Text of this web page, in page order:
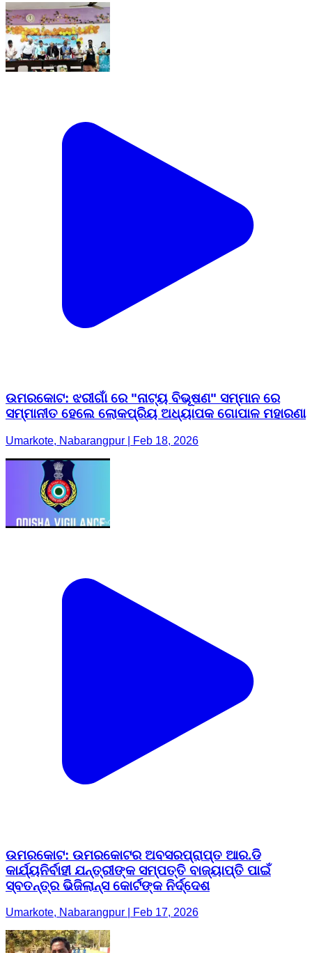
ଉମରକୋଟ: ଝରୀଗାଁ ରେ "ନାଟ୍ୟ ବିଭୂଷଣ" ସମ୍ମାନ ରେ
ସମ୍ମାନୀତ ହେଲେ ଲୋକପ୍ରିୟ ଅଧ୍ୟାପକ ଗୋପାଳ ମହାରଣା
Umarkote, Nabarangpur | Feb 18, 2026
ଉମରକୋଟ: ଉମରକୋଟର ଅବସରପ୍ରାପ୍ତ ଆର.ଡି
କାର୍ଯ୍ୟନିର୍ବାହୀ ଯନ୍ତ୍ରୀଙ୍କ ସମ୍ପତ୍ତି ବାଜ୍ୟାପ୍ତି ପାଇଁ
ସ୍ବତନ୍ତ୍ର ଭିଜିଲାନ୍ସ କୋର୍ଟଙ୍କ ନିର୍ଦ୍ଦେଶ
Umarkote, Nabarangpur | Feb 17, 2026